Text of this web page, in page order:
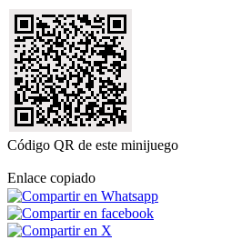
Código QR de este minijuego
Enlace copiado